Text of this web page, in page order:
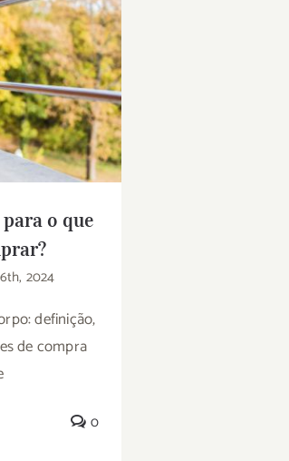
o que serve
o que
2024
definição,
de compra
0